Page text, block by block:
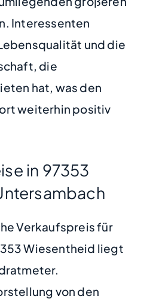
Interessenten
und die
die
hat, was den
weiterhin positiv
in 97353
Verkaufspreis für
Wiesentheid liegt
von den